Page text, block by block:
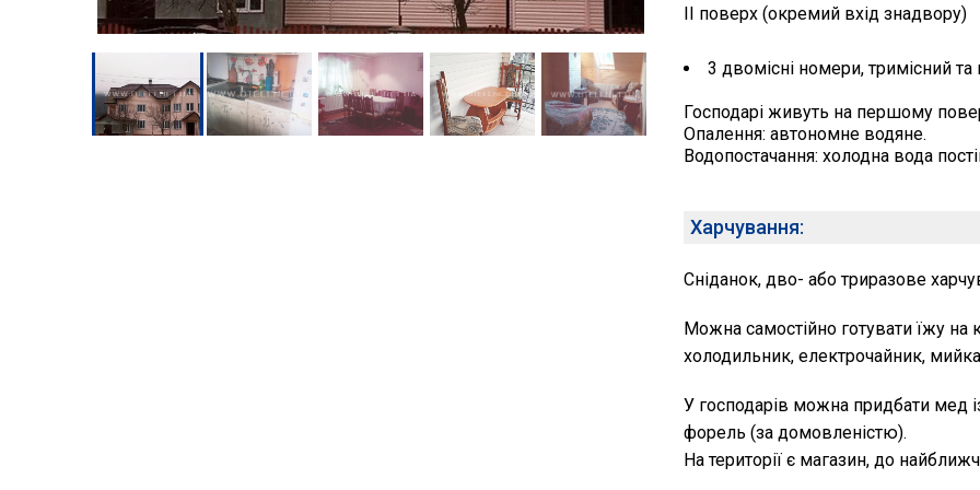
II поверх (окремий вхід знадвору)
3 двомісні номери, тримісний
Господарі живуть на першому
Опалення: автономне водяне.
Водопостачання: холодна вода
Харчування:
Сніданок, дво- або триразове
Можна самостійно готувати їжу на
холодильник, електрочайник, мийка,
У господарів можна придбати мед
форель (за домовленістю).
На території є магазин, до